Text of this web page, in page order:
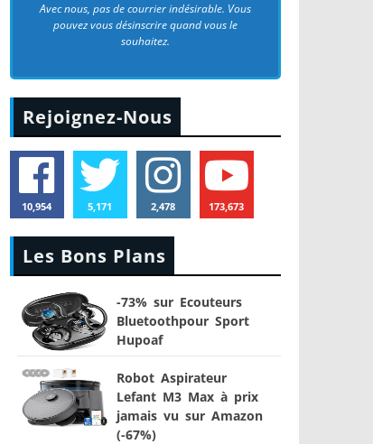
Avec nous, pas de courrier indésirable. Vous
pouvez vous désinscrire quand vous le
souhaitez.
Rejoignez-Nous
10,954 5,171 2,478 173,673
Les Bons Plans
-73% sur Ecouteurs
Bluetoothpour Sport
Hupoaf
Robot Aspirateur
Lefant M3 Max à prix
jamais vu sur Amazon
(-67%)